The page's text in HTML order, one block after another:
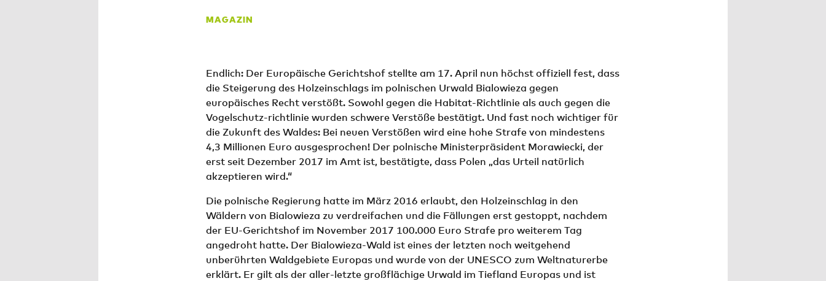
MAGAZIN
Endlich: Der Europäische Gerichtshof stellte am 17. April nun höchst offiziell fest, dass
die Steigerung des Holzeinschlags im polnischen Urwald Bialowieza gegen
europäisches Recht verstößt. Sowohl gegen die Habitat-Richtlinie als auch gegen die
Vogelschutz-richtlinie wurden schwere Verstöße bestätigt. Und fast noch wichtiger für
die Zukunft des Waldes: Bei neuen Verstößen wird eine hohe Strafe von mindestens
4,3 Millionen Euro ausgesprochen! Der polnische Ministerpräsident Morawiecki, der
erst seit Dezember 2017 im Amt ist, bestätigte, dass Polen „das Urteil natürlich
akzeptieren wird.“
Die polnische Regierung hatte im März 2016 erlaubt, den Holzeinschlag in den
Wäldern von Bialowieza zu verdreifachen und die Fällungen erst gestoppt, nachdem
der EU-Gerichtshof im November 2017 100.000 Euro Strafe pro weiterem Tag
angedroht hatte. Der Bialowieza-Wald ist eines der letzten noch weitgehend
unberührten Waldgebiete Europas und wurde von der UNESCO zum Weltnaturerbe
erklärt. Er gilt als der aller-letzte großflächige Urwald im Tiefland Europas und ist